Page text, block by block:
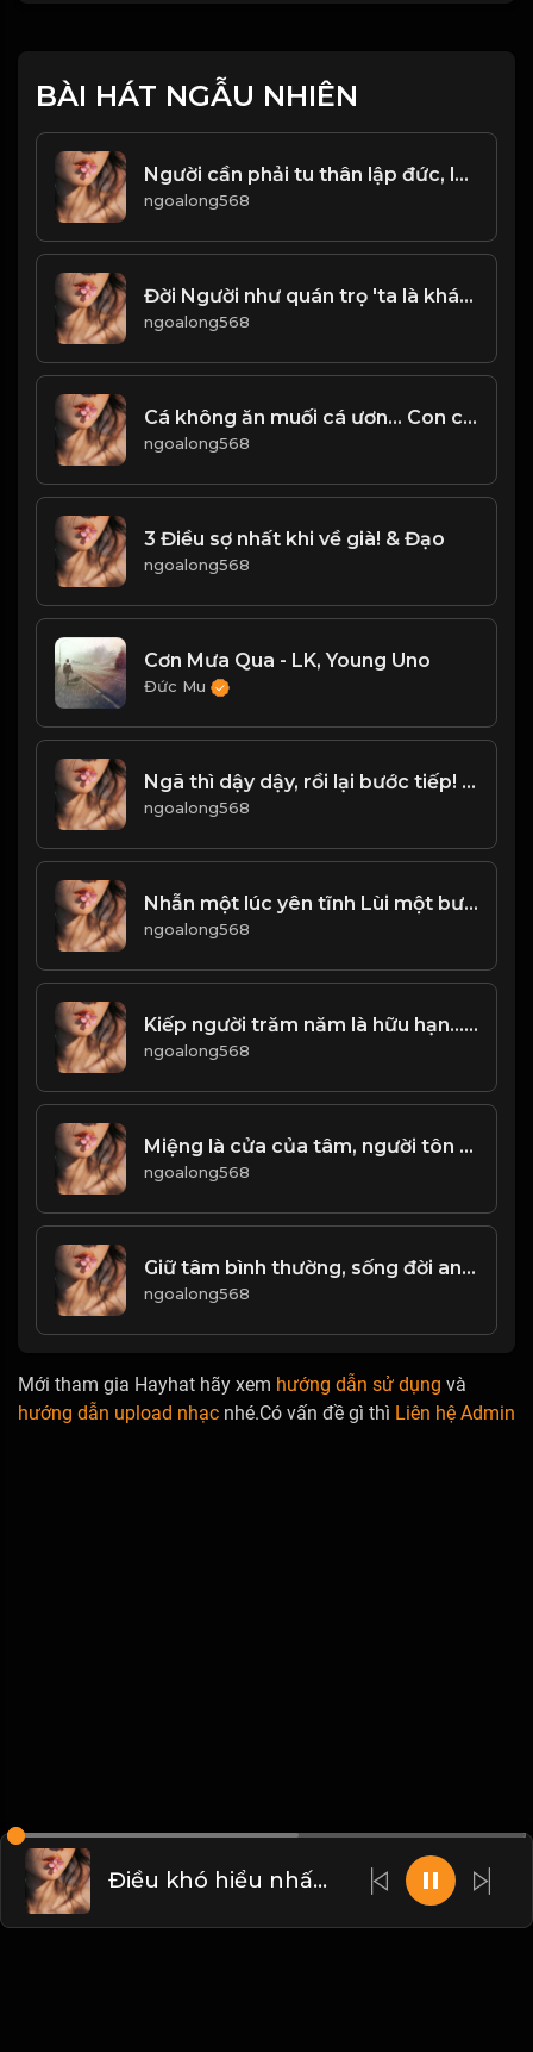
BÀI HÁT NGẪU NHIÊN
Người cần phải tu thân lập đức, lấy đức lập thân. Đạo
ngoalong568
Đời Người như quán trọ 'ta là khách qua đường
ngoalong568
Cá không ăn muối cá ươn... Con cãi cha mẹ trăm đường con hư! & Đạo
ngoalong568
3 Điều sợ nhất khi về già! & Đạo
ngoalong568
Cơn Mưa Qua - LK, Young Uno
Đức Mu
Ngã thì dậy dậy, rồi lại bước tiếp! Đạo
ngoalong568
Nhẫn một lúc yên tĩnh Lùi một bước biển rộng trời cao! Đạo
ngoalong568
Kiếp người trăm năm là hữu hạn... Quá khứ đã qua, một đi không trở lại! & Đạo
ngoalong568
Miệng là cửa của tâm, người tôn quý ăn nói từ giá! Đại
ngoalong568
Giữ tâm bình thường, sống đời an nhiên! Đạo
ngoalong568
Mới tham gia Hayhat hãy xem hướng dẫn sử dụng và
hướng dẫn upload nhạc nhé.Có vấn đề gì thì Liên hệ Admin
Điều khó hiểu nhất trên đời này, chính là Lường Người! & Đạo